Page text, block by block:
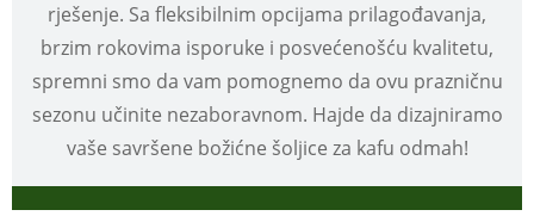
rješenje. Sa fleksibilnim opcijama prilagođavanja,
brzim rokovima isporuke i posvećenošću kvalitetu,
spremni smo da vam pomognemo da ovu prazničnu
sezonu učinite nezaboravnom. Hajde da dizajniramo
vaše savršene božićne šoljice za kafu odmah!